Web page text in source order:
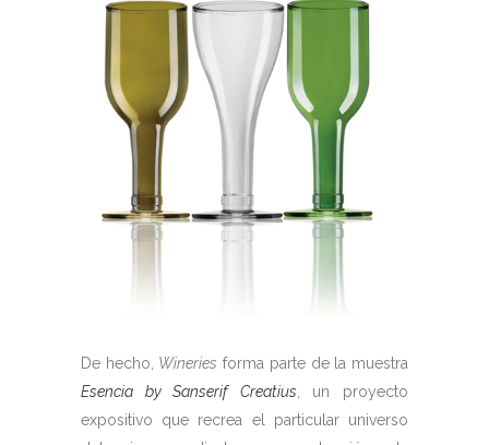
De hecho, Wineries forma parte de la muestra
Esencia by Sanserif Creatius , un proyecto
expositivo que recrea el particular universo